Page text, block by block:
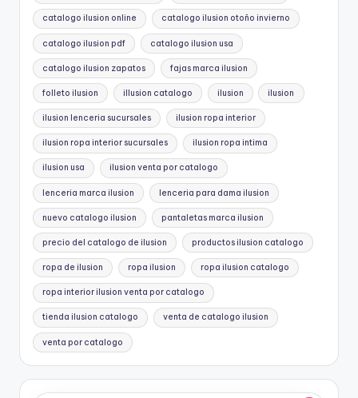
catalogo ilusion online catalogo ilusion otoño invierno
catalogo ilusion pdf catalogo ilusion usa
catalogo ilusion zapatos fajas marca ilusion
folleto ilusion illusion catalogo ilusion ilusion
ilusion lenceria sucursales ilusion ropa interior
ilusion ropa interior sucursales ilusion ropa intima
ilusion usa ilusion venta por catalogo
lenceria marca ilusion lenceria para dama ilusion
nuevo catalogo ilusion pantaletas marca ilusion
precio del catalogo de ilusion productos ilusion catalogo
ropa de ilusion ropa ilusion ropa ilusion catalogo
ropa interior ilusion venta por catalogo
tienda ilusion catalogo venta de catalogo ilusion
venta por catalogo